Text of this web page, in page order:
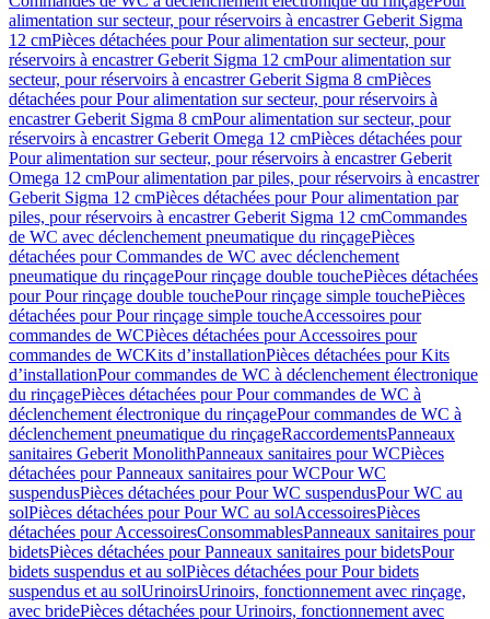
alimentation sur secteur, pour réservoirs à encastrer Geberit Sigma
12 cmPièces détachées pour Pour alimentation sur secteur, pour
réservoirs à encastrer Geberit Sigma 12 cmPour alimentation sur
secteur, pour réservoirs à encastrer Geberit Sigma 8 cmPièces
détachées pour Pour alimentation sur secteur, pour réservoirs à
encastrer Geberit Sigma 8 cmPour alimentation sur secteur, pour
réservoirs à encastrer Geberit Omega 12 cmPièces détachées pour
Pour alimentation sur secteur, pour réservoirs à encastrer Geberit
Omega 12 cmPour alimentation par piles, pour réservoirs à encastrer
Geberit Sigma 12 cmPièces détachées pour Pour alimentation par
piles, pour réservoirs à encastrer Geberit Sigma 12 cmCommandes
de WC avec déclenchement pneumatique du rinçagePièces
détachées pour Commandes de WC avec déclenchement
pneumatique du rinçagePour rinçage double touchePièces détachées
pour Pour rinçage double touchePour rinçage simple touchePièces
détachées pour Pour rinçage simple toucheAccessoires pour
commandes de WCPièces détachées pour Accessoires pour
commandes de WCKits d’installationPièces détachées pour Kits
d’installationPour commandes de WC à déclenchement électronique
du rinçagePièces détachées pour Pour commandes de WC à
déclenchement électronique du rinçagePour commandes de WC à
déclenchement pneumatique du rinçageRaccordementsPanneaux
sanitaires Geberit MonolithPanneaux sanitaires pour WCPièces
détachées pour Panneaux sanitaires pour WCPour WC
suspendusPièces détachées pour Pour WC suspendusPour WC au
solPièces détachées pour Pour WC au solAccessoiresPièces
détachées pour AccessoiresConsommablesPanneaux sanitaires pour
bidetsPièces détachées pour Panneaux sanitaires pour bidetsPour
bidets suspendus et au solPièces détachées pour Pour bidets
suspendus et au solUrinoirsUrinoirs, fonctionnement avec rinçage,
avec bridePièces détachées pour Urinoirs, fonctionnement avec